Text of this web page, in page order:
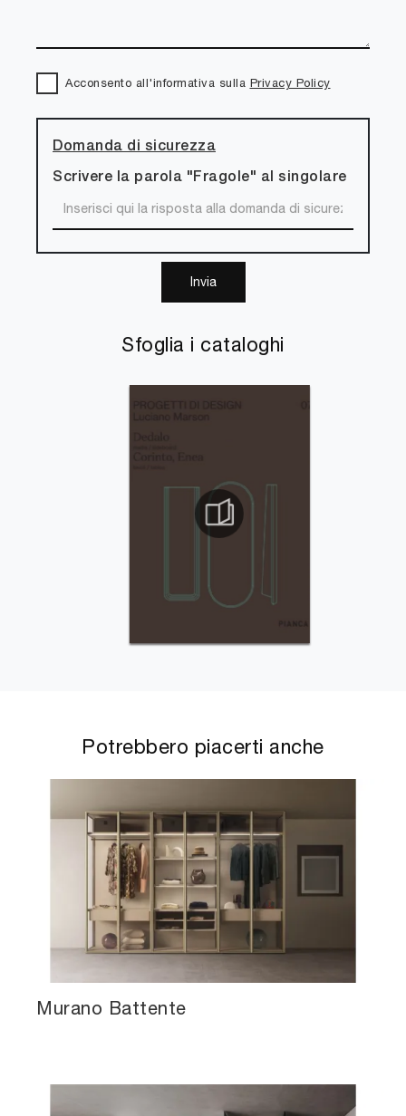
Sfoglia i cataloghi
Acconsento all'informativa sulla Privacy Policy
Domanda di sicurezza
Scrivere la parola "Fragole" al singolare
Invia
Potrebbero piacerti anche
Murano Battente